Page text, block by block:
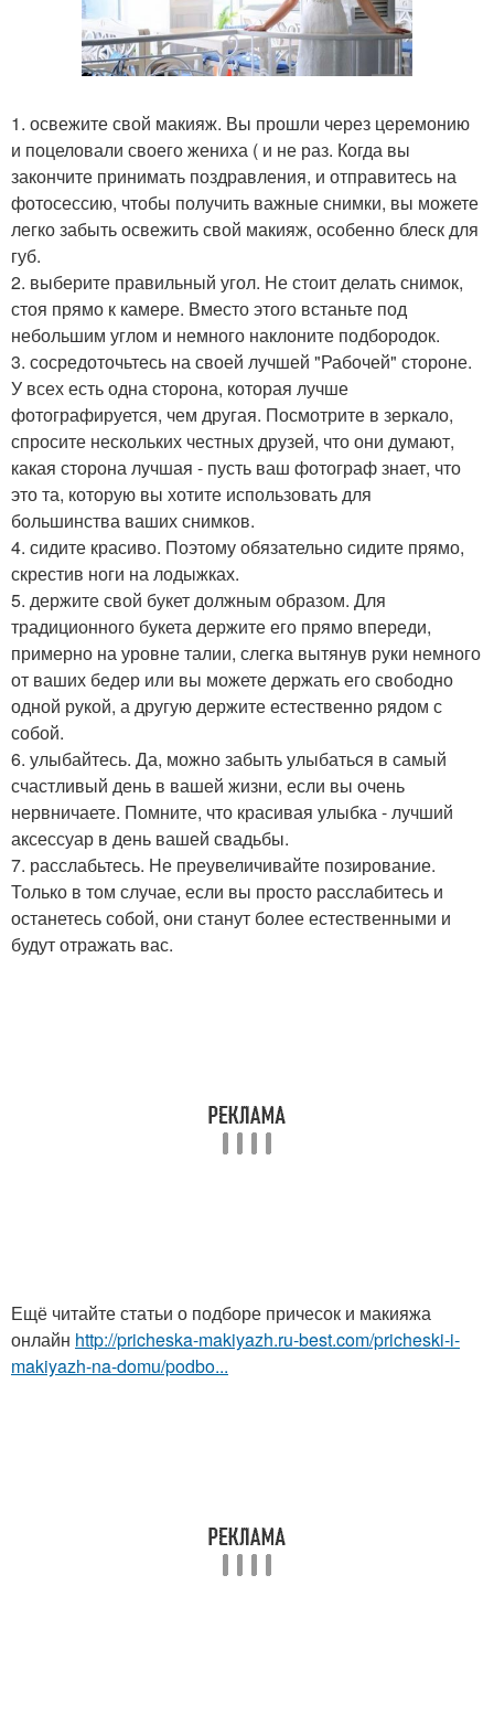
1. освежите свой макияж. Вы прошли через церемонию
и поцеловали своего жениха ( и не раз. Когда вы
закончите принимать поздравления, и отправитесь на
фотосессию, чтобы получить важные снимки, вы можете
легко забыть освежить свой макияж, особенно блеск для
губ.
2. выберите правильный угол. Не стоит делать снимок,
стоя прямо к камере. Вместо этого встаньте под
небольшим углом и немного наклоните подбородок.
3. сосредоточьтесь на своей лучшей "Рабочей" стороне.
У всех есть одна сторона, которая лучше
фотографируется, чем другая. Посмотрите в зеркало,
спросите нескольких честных друзей, что они думают,
какая сторона лучшая - пусть ваш фотограф знает, что
это та, которую вы хотите использовать для
большинства ваших снимков.
4. сидите красиво. Поэтому обязательно сидите прямо,
скрестив ноги на лодыжках.
5. держите свой букет должным образом. Для
традиционного букета держите его прямо впереди,
примерно на уровне талии, слегка вытянув руки немного
от ваших бедер или вы можете держать его свободно
одной рукой, а другую держите естественно рядом с
собой.
6. улыбайтесь. Да, можно забыть улыбаться в самый
счастливый день в вашей жизни, если вы очень
нервничаете. Помните, что красивая улыбка - лучший
аксессуар в день вашей свадьбы.
7. расслабьтесь. Не преувеличивайте позирование.
Только в том случае, если вы просто расслабитесь и
останетесь собой, они станут более естественными и
будут отражать вас.
Ещё читайте статьи о подборе причесок и макияжа
онлайн http://pricheska-makiyazh.ru-best.com/pricheski-i-
makiyazh-na-domu/podbo...